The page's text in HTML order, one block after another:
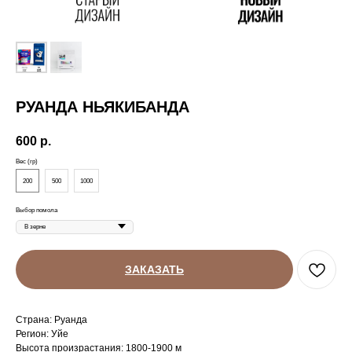
РУАНДА НЬЯКИБАНДА
600 р.
Вес (гр)
200 500 1000
Выбор помола
ЗАКАЗАТЬ
Страна: Руанда
Регион: Уйе
Высота произрастания: 1800-1900 м